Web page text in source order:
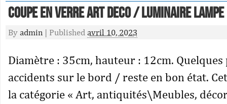
Coupe En Verre Art Deco / Luminaire Lampe
By admin | Published avril 10, 2023
Diamètre : 35cm, hauteur : 12cm.
accidents sur le bord / reste en bon état.
la catégorie « Art, antiquités\Meubles,